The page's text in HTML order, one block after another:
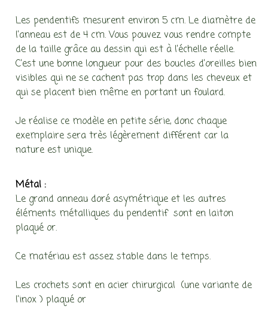
Les pendentifs mesurent environ 5 cm. Le diamètre de
l’anneau est de 4 cm. Vous pouvez vous rendre compte
de la taille grâce au dessin qui est à l’échelle réelle.
C’est une bonne longueur pour des boucles d’oreilles bien
visibles qui ne se cachent pas trop dans les cheveux et
qui se placent bien même en portant un foulard.
Je réalise ce modèle en petite série, donc chaque
exemplaire sera très légèrement différent car la
nature est unique.
Métal :
Le grand anneau doré asymétrique et les autres
éléments métalliques du pendentif sont en laiton
plaqué or.
Ce matériau est assez stable dans le temps.
Les crochets sont en acier chirurgical (une variante de
l’inox ) plaqué or